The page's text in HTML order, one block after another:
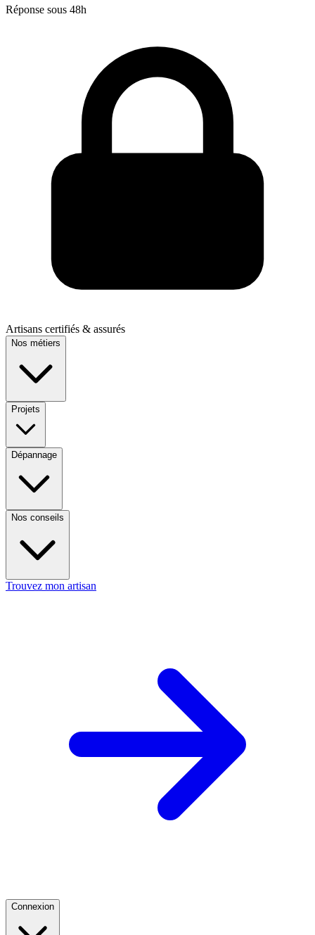
Réponse sous 48h
Artisans certifiés & assurés
Nos métiers
Projets
Dépannage
Nos conseils
Trouvez mon artisan
Connexion